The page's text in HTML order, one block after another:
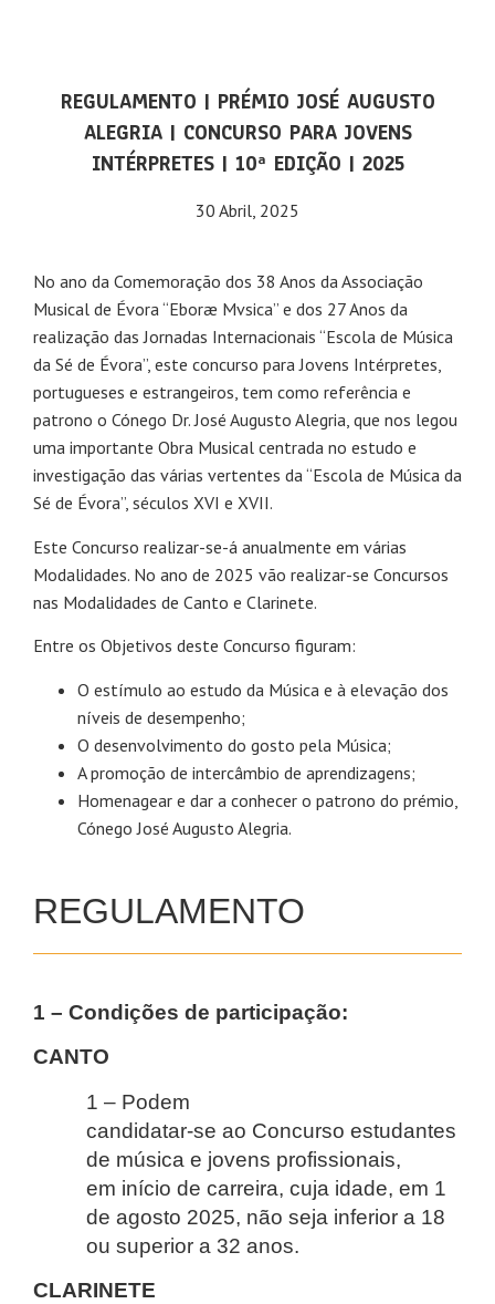
REGULAMENTO | PRÉMIO JOSÉ AUGUSTO
ALEGRIA | CONCURSO PARA JOVENS
INTÉRPRETES | 10ª EDIÇÃO | 2025
30 Abril, 2025
No ano da Comemoração dos 38 Anos da Associação
Musical de Évora “Eboræ Mvsica” e dos 27 Anos da
realização das Jornadas Internacionais “Escola de Música
da Sé de Évora”, este concurso para Jovens Intérpretes,
portugueses e estrangeiros, tem como referência e
patrono o Cónego Dr. José Augusto Alegria, que nos legou
uma importante Obra Musical centrada no estudo e
investigação das várias vertentes da “Escola de Música da
Sé de Évora”, séculos XVI e XVII.
Este Concurso realizar-se-á anualmente em várias
Modalidades. No ano de 2025 vão realizar-se Concursos
nas Modalidades de Canto e Clarinete.
Entre os Objetivos deste Concurso figuram:
O estímulo ao estudo da Música e à elevação dos
níveis de desempenho;
O desenvolvimento do gosto pela Música;
A promoção de intercâmbio de aprendizagens;
Homenagear e dar a conhecer o patrono do prémio,
Cónego José Augusto Alegria.
REGULAMENTO
1 – Condições de participação:
CANTO
1 – Podem
candidatar-se ao Concurso estudantes
de música e jovens profissionais,
em início de carreira, cuja idade, em 1
de agosto 2025, não seja inferior a 18
ou superior a 32 anos.
CLARINETE